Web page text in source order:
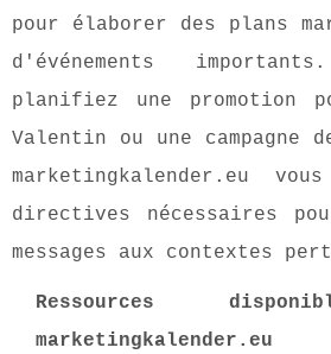
pour élaborer des plans
d'événements
planifiez une promotion
Valentin ou une campagne
marketingkalender.eu
directives nécessaires
messages aux contextes
Ressources
marketingkalender.eu